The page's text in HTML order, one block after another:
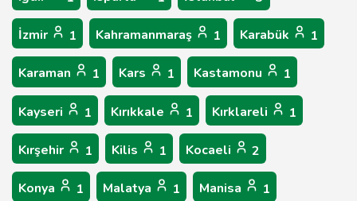
İzmir 1 Kahramanmaraş 1 Karabük 1
Karaman 1 Kars 1 Kastamonu 1
Kayseri 1 Kırıkkale 1 Kırklareli 1
Kırşehir 1 Kilis 1 Kocaeli 2
Konya 1 Malatya 1 Manisa 1